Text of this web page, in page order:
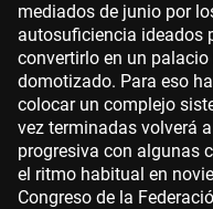
mediados de junio por
autosuficiencia ideados
convertirlo en un
domotizado. Para eso
colocar un complejo
vez terminadas volverá
progresiva con algunas
el ritmo habitual en
Congreso de la